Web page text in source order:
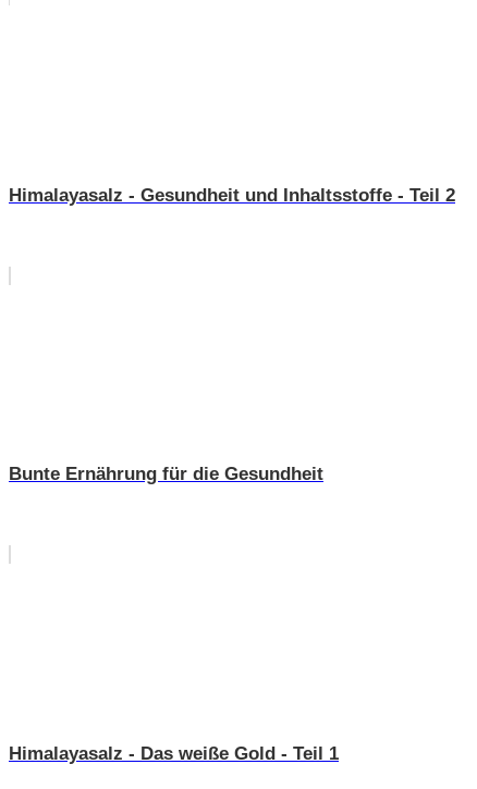
Himalayasalz - Gesundheit und Inhaltsstoffe - Teil 2
Bunte Ernährung für die Gesundheit
Himalayasalz - Das weiße Gold - Teil 1